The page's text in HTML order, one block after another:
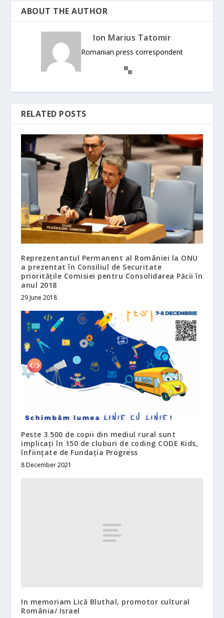
ABOUT THE AUTHOR
Ion Marius Tatomir
Romanian press correspondent
RELATED POSTS
Reprezentantul Permanent al României la ONU
a prezentat în Consiliul de Securitate
prioritățile Comisiei pentru Consolidarea Păcii în
anul 2018
29 June 2018
Peste 3.500 de copii din mediul rural sunt
implicați în 150 de cluburi de coding CODE Kids,
înființate de Fundația Progress
8 December 2021
In memoriam Lică Bluthal, promotor cultural
România/ Israel